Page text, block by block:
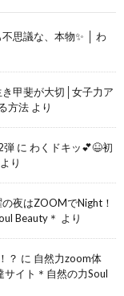
思議な、本物✨ │ わ
き甲斐が大切│女子力ア
方法 より
弾 に わくドキッ💕😆初
より
の夜はZOOMでNight！
Beauty＊ より
？ に 自然力zoom体
イト＊自然の力Soul